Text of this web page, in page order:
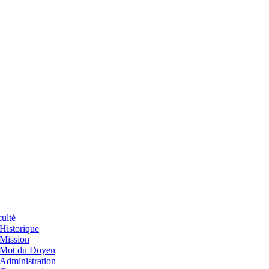
Historique
Mission
Mot du Doyen
Administration